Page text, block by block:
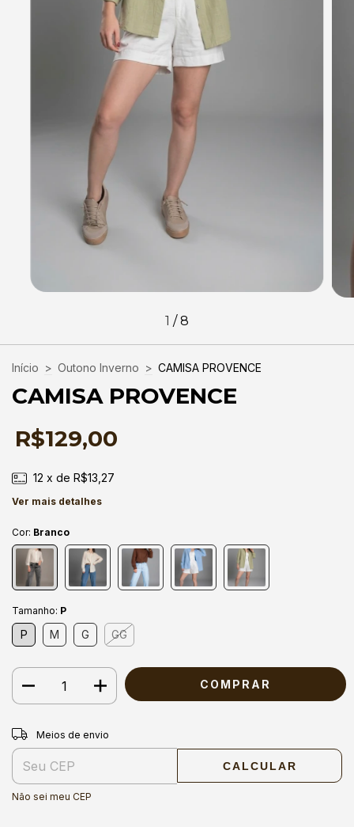
1 /8
Início > Outono Inverno > CAMISA PROVENCE
CAMISA PROVENCE
R$129,00
12 x de R$13,27
Ver mais detalhes
Cor: Branco
Tamanho: P
P M G GG
Entregas para o CEP:
Meios de envio
CALCULAR
Não sei meu CEP